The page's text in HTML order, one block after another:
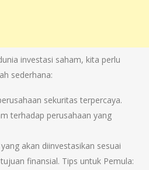
investasi saham, kita perlu
sederhana:
sekuritas terpercaya.
terhadap perusahaan yang
akan diinvestasikan sesuai
finansial. Tips untuk Pemula: